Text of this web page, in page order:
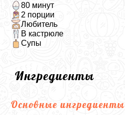
80 минут
2 порции
Любитель
В кастрюле
Супы
Ингредиенты
Основные ингредиенты